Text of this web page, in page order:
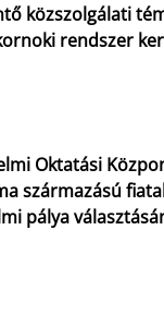
közszolgálati
rendszer
Oktatási
származású
pálya